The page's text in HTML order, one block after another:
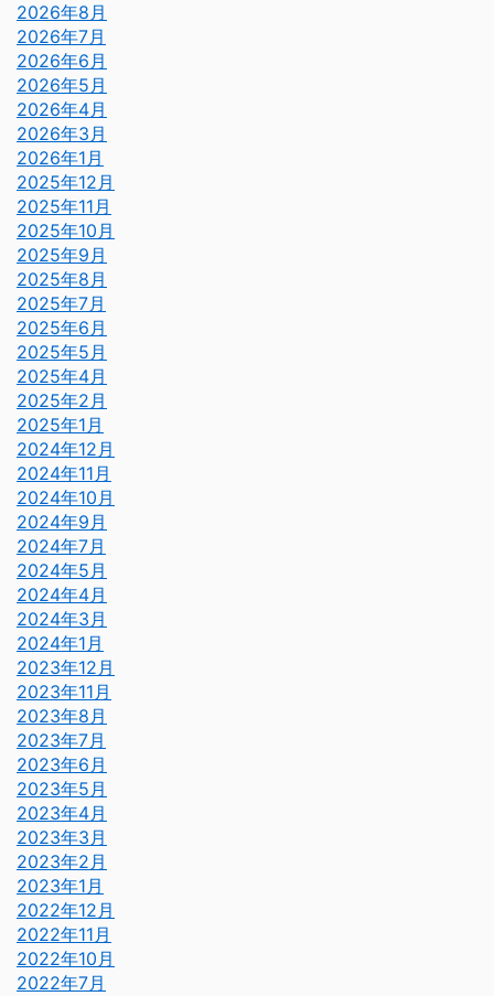
2026年8月
2026年7月
2026年6月
2026年5月
2026年4月
2026年3月
2026年1月
2025年12月
2025年11月
2025年10月
2025年9月
2025年8月
2025年7月
2025年6月
2025年5月
2025年4月
2025年2月
2025年1月
2024年12月
2024年11月
2024年10月
2024年9月
2024年7月
2024年5月
2024年4月
2024年3月
2024年1月
2023年12月
2023年11月
2023年8月
2023年7月
2023年6月
2023年5月
2023年4月
2023年3月
2023年2月
2023年1月
2022年12月
2022年11月
2022年10月
2022年7月